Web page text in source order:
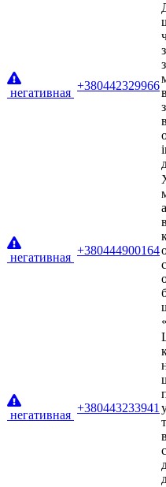
негативная
+380442329966
негативная
+380444900164
негативная
+380443233941